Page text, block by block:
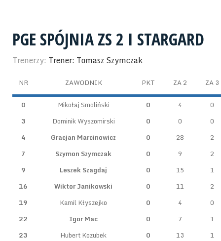
PGE SPÓJNIA ZS 2 I STARGARD
Trenerzy: Trener: Tomasz Szymczak
NR ZAWODNIK PKT ZA 2 ZA 3
0 Mikołaj Smoliński 0 4
0
3
Dominik Wyszomirski 0 0
0
4
Gracjan Marcinowicz 0 28
2
7
Szymon Szymczak 0 9
2
9
Leszek Szagdaj 0 15
1
16
Wiktor Janikowski 0 11
2
19
Kamil Kłyszejko 0 4
0
22
Igor Mac 0 7
1
23
Hubert Kozubek 0 13
1